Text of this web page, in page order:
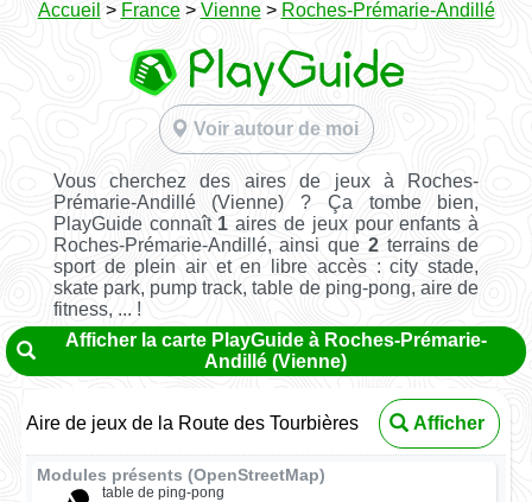
Accueil > France> Vienne> Roches-Prémarie-Andillé
Voir autour de moi
Vous cherchez des aires de jeux à Roches-
Prémarie-Andillé (Vienne) ? Ça tombe bien,
PlayGuide connaît 1 aires de jeux pour enfants à
Roches-Prémarie-Andillé, ainsi que 2terrains de
sport de plein air et en libre accès : city stade,
skate park, pump track, table de ping-pong, aire de
fitness, ... !
Afficher la carte PlayGuide à Roches-Prémarie-
Andillé (Vienne)
Aire de jeux de la Route des Tourbières Afficher
Modules présents (OpenStreetMap)
table de ping-pong